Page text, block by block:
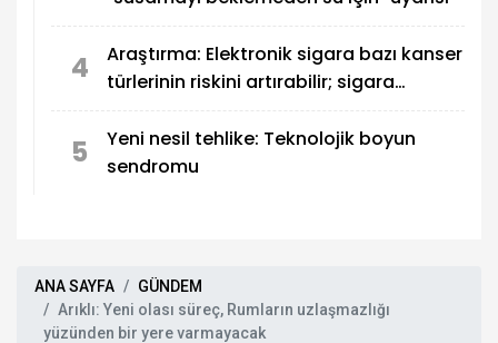
4
Araştırma: Elektronik sigara bazı kanser
türlerinin riskini artırabilir; sigara
5
Yeni nesil tehlike: Teknolojik boyun
sendromu
ANA SAYFA
GÜNDEM
Arıklı: Yeni olası süreç, Rumların uzlaşmazlığı
yüzünden bir yere varmayacak